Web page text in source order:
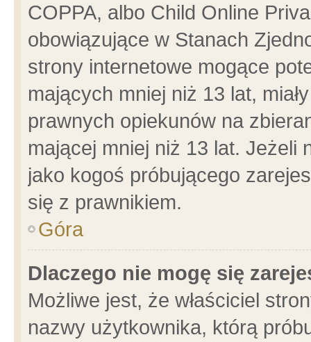
COPPA, albo Child Online
obowiązujące w Stanach
strony internetowe mogące
mających mniej niż 13 lat,
prawnych opiekunów na
mającej mniej niż 13 lat. Jeżeli
jako kogoś próbującego
się z prawnikiem.
Góra
Dlaczego nie mogę się
Możliwe jest, że właściciel
nazwy użytkownika, którą